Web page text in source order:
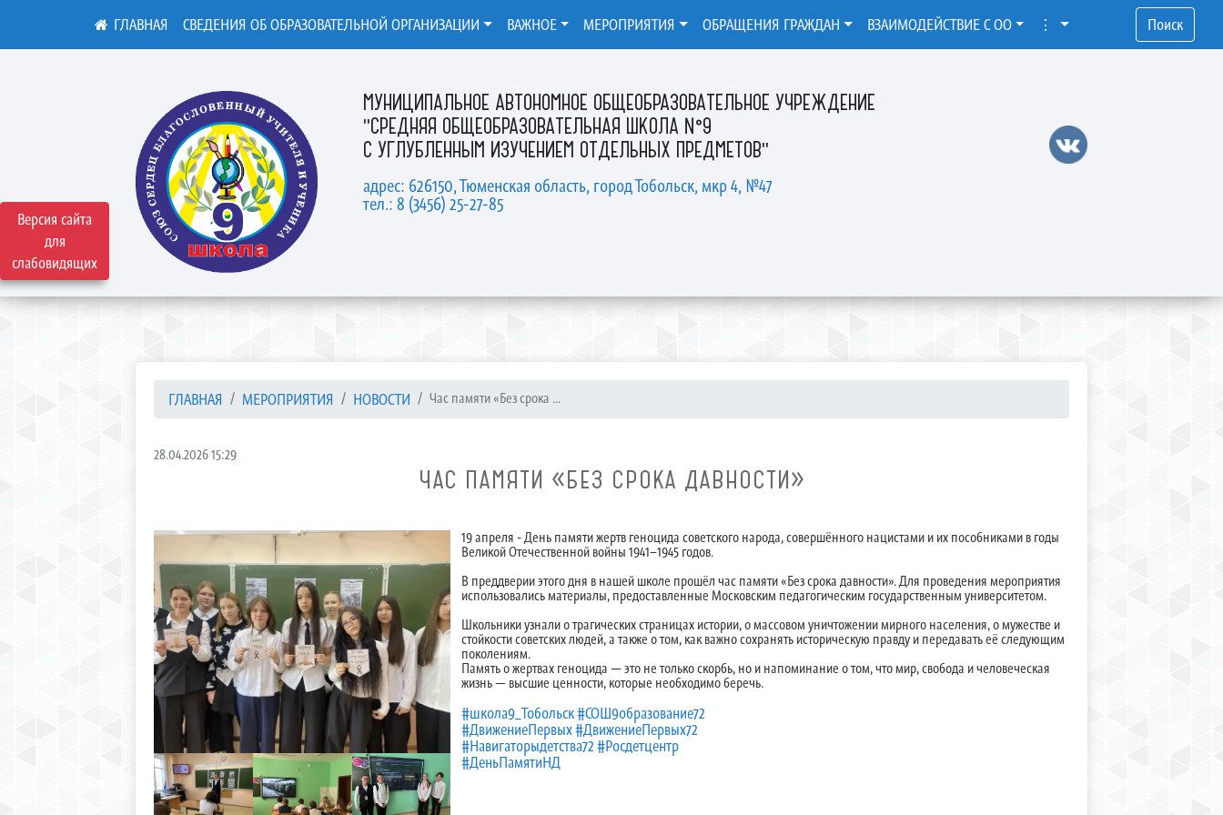
Версия сайта
для
слабовидящих
МУНИЦИПАЛЬНОЕ АВТОНОМНОЕ ОБЩЕОБРАЗОВАТЕЛЬНОЕ УЧРЕЖДЕНИЕ
"СРЕДНЯЯ ОБЩЕОБРАЗОВАТЕЛЬНАЯ ШКОЛА №9
С УГЛУБЛЕННЫМ ИЗУЧЕНИЕМ ОТДЕЛЬНЫХ ПРЕДМЕТОВ"
адрес: 626150, Тюменская область, город Тобольск, мкр 4, №47
тел.: 8 (3456) 25-27-85
СВЕДЕНИЯ ОБ ОБРАЗОВАТЕЛЬНОЙ ОРГАНИЗАЦИИ ВАЖНОЕ МЕРОПРИЯТИЯ ОБРАЩЕНИЯ ГРАЖДАН ВЗАИМОДЕЙСТВИЕ С ОО ⋮ Поиск
ГЛАВНАЯ МЕРОПРИЯТИЯ НОВОСТИ Час памяти «Без срока ...
28.04.2026 15:29
ЧАС ПАМЯТИ «БЕЗ СРОКА ДАВНОСТИ»
19 апреля - День памяти жертв геноцида советского народа, совершённого нацистами и их пособниками в годы
Великой Отечественной войны 1941–1945 годов.
В преддверии этого дня в нашей школе прошёл час памяти «Без срока давности». Для проведения мероприятия
использовались материалы, предоставленные Московским педагогическим государственным университетом.
Школьники узнали о трагических страницах истории, о массовом уничтожении мирного населения, о мужестве и
стойкости советских людей, а также о том, как важно сохранять историческую правду и передавать её следующим
поколениям.
Память о жертвах геноцида — это не только скорбь, но и напоминание о том, что мир, свобода и человеческая
жизнь — высшие ценности, которые необходимо беречь.
#школа9_Тобольск#СОШ9образование72
#ДвижениеПервых#ДвижениеПервых72
#Навигаторыдетства72#Росдетцентр
#ДеньПамятиНД